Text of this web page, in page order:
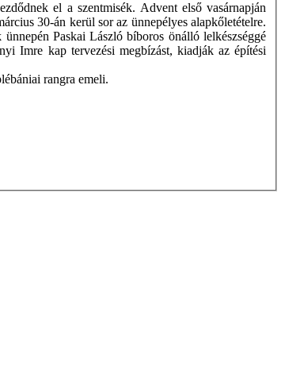
el a szentmisék. Advent első vasárnapján
30-án kerül sor az ünnepélyes alapkőletételre.
Paskai László bíboros önálló lelkészséggé
Imre kap tervezési megbízást, kiadják az építési
rangra emeli.